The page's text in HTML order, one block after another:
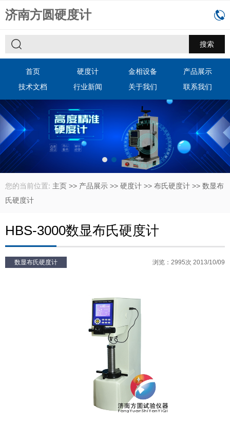
济南方圆硬度计
首页 硬度计 金相设备
产品展示
技术文档
行业新闻 关于我们 联系我们
您的当前位置: 主页 >> 产品展示 >> 硬度计 >> 布氏硬度计 >> 数显布
氏硬度计
HBS-3000数显布氏硬度计
数显布氏硬度计 浏览：2995次 2013/10/09